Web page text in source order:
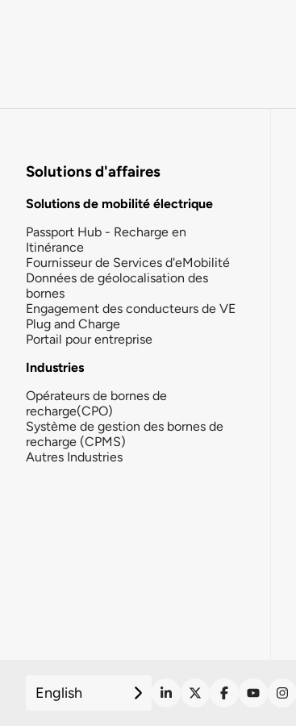
Solutions d'affaires
Solutions de mobilité électrique
Passport Hub - Recharge en
Itinérance
Fournisseur de Services d'eMobilité
Données de géolocalisation des
bornes
Engagement des conducteurs de VE
Plug and Charge
Portail pour entreprise
Industries
Opérateurs de bornes de
recharge(CPO)
Système de gestion des bornes de
recharge (CPMS)
Autres Industries
English